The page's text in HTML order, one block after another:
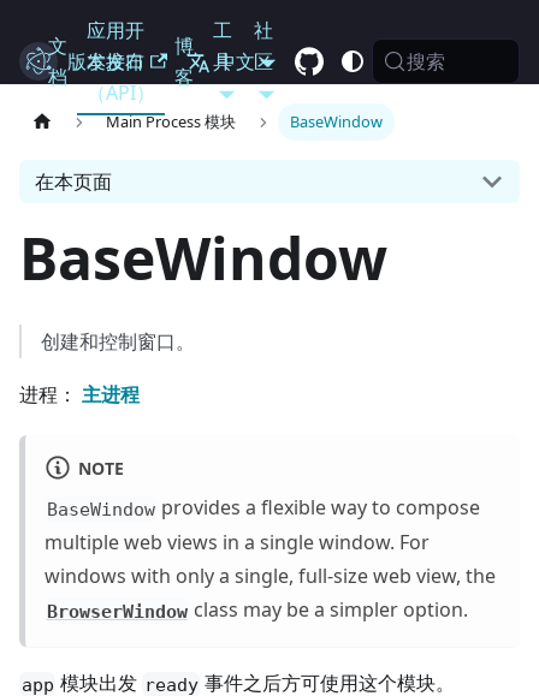
Electron
文
档
应用开
发接口
（API）
博
客
工
具
社
区
版本发布 中文 搜索
Main Process 模块 BaseWindow
在本页面
BaseWindow
创建和控制窗口。
进程： 主进程
NOTE
BaseWindow provides a flexible way to compose
multiple web views in a single window. For
windows with only a single, full-size web view, the
BrowserWindow class may be a simpler option.
app 模块出发 ready 事件之后方可使用这个模块。